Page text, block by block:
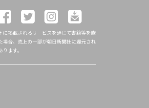
に掲載されるサービスを通じて書籍等を購
場合、売上の一部が朝日新聞社に還元され
ります。